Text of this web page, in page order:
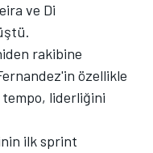
ve Di
rakibine
özellikle
liderliğini
ilk sprint